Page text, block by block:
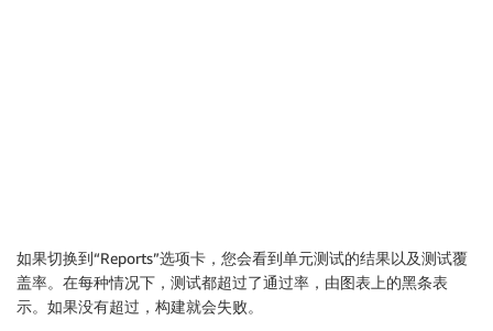
如果切换到“Reports”选项卡，您会看到单元测试的结果以及测试覆
盖率。在每种情况下，测试都超过了通过率，由图表上的黑条表
示。如果没有超过，构建就会失败。